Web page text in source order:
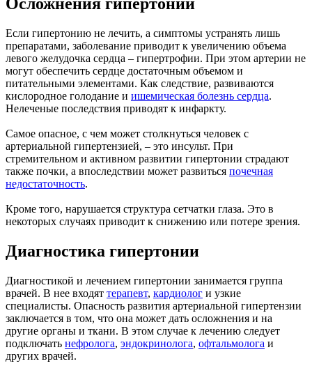
Если гипертонию не лечить, а симптомы устранять лишь
препаратами, заболевание приводит к увеличению объема
левого желудочка сердца – гипертрофии. При этом артерии не
могут обеспечить сердце достаточным объемом и
питательными элементами. Как следствие, развиваются
кислородное голодание и ишемическая болезнь сердца.
Нелеченые последствия приводят к инфаркту.
Самое опасное, с чем может столкнуться человек с
артериальной гипертензией, – это инсульт. При
стремительном и активном развитии гипертонии страдают
также почки, а впоследствии может развиться почечная
недостаточность.
Кроме того, нарушается структура сетчатки глаза. Это в
некоторых случаях приводит к снижению или потере зрения.
Диагностика гипертонии
Диагностикой и лечением гипертонии занимается группа
врачей. В нее входят терапевт, кардиолог и узкие
специалисты. Опасность развития артериальной гипертензии
заключается в том, что она может дать осложнения и на
другие органы и ткани. В этом случае к лечению следует
подключать нефролога, эндокринолога, офтальмолога и
других врачей.